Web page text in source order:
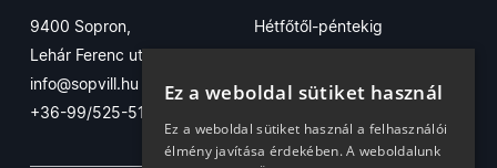
9400 Sopron,
Lehár Ferenc utca 17/B
info@sopvill.hu
+36-99/525-515
Hétfőtől-péntekig
7:30-16:30
Szombaton
Ez a weboldal sütiket használ
Ez a weboldal sütiket használ a felhasználói
élmény javítása érdekében. A weboldalunk